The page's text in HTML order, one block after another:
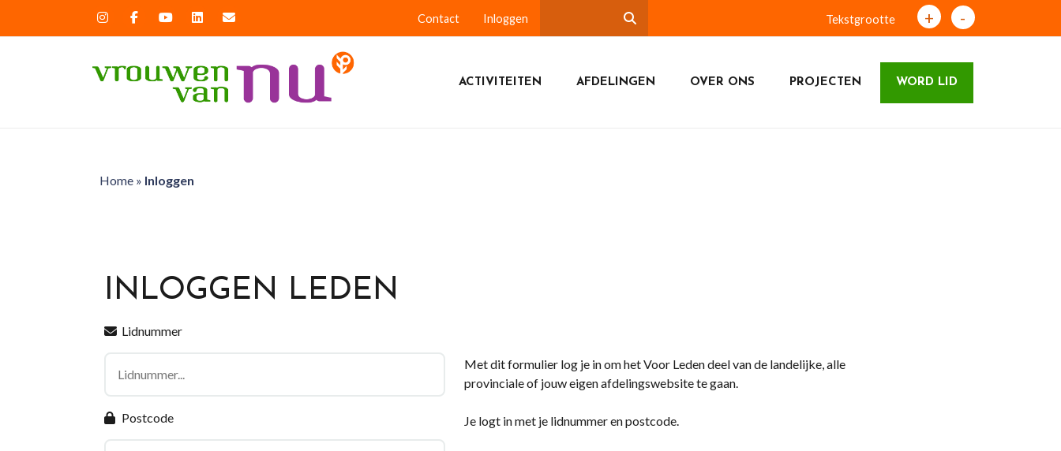
Contact Inloggen Tekstgrootte + -
ACTIVITEITEN AFDELINGEN OVER ONS PROJECTEN WORD LID
Home» Inloggen
INLOGGEN LEDEN
Lidnummer
Postcode
Met dit formulier log je in om het Voor Leden deel van de landelijke, alle
provinciale of jouw eigen afdelingswebsite te gaan.
Je logt in met je lidnummer en postcode.